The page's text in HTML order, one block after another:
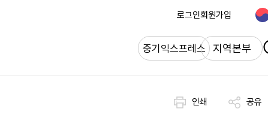
로그인회원가입
중기익스프레스 지역본부
인쇄 공유